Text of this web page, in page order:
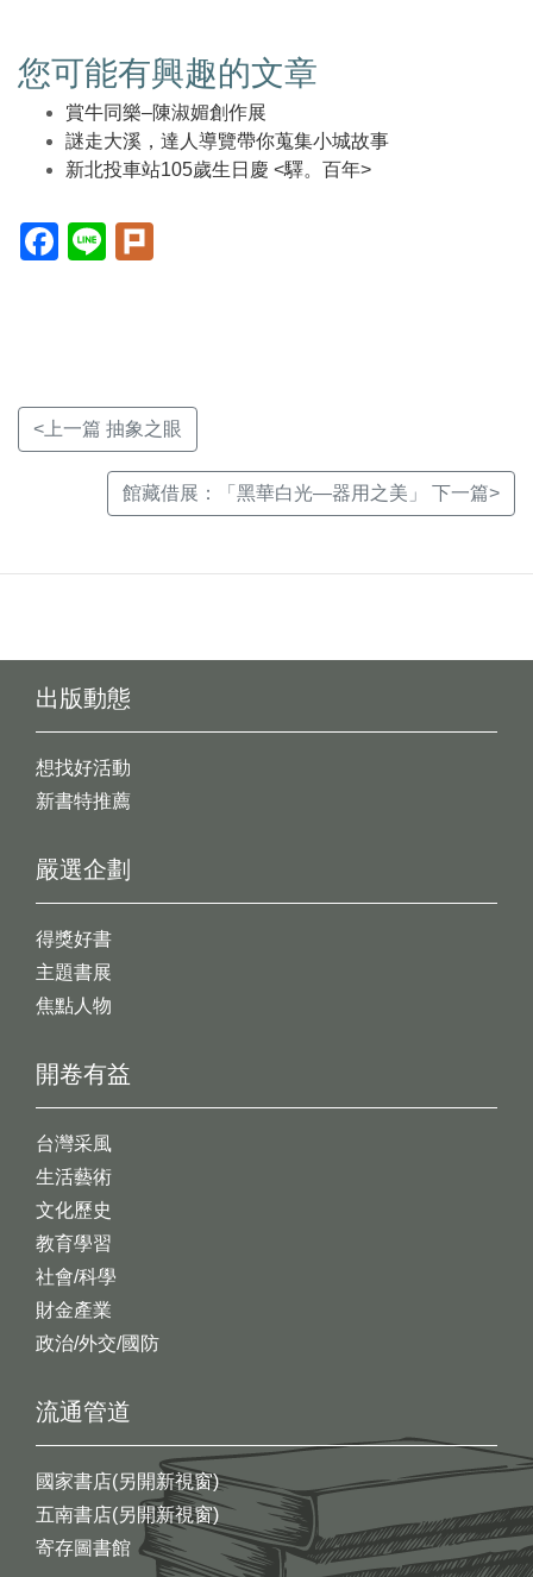
您可能有興趣的文章
賞牛同樂–陳淑媚創作展
謎走大溪，達人導覽帶你蒐集小城故事
新北投車站105歲生日慶 <驛。百年>
Facebook(另
開
Line(另
開
<上一篇 抽象之眼
館藏借展：「黑華白光—器用之美」 下一篇>
出版動態
想找好活動
新書特推薦
開卷有益
台灣采風
生活藝術
文化歷史
教育學習
社會/科學
財金產業
政治/外交/國防
嚴選企劃
得獎好書
主題書展
焦點人物
流通管道
國家書店(另開新視窗)
五南書店(另開新視窗)
寄存圖書館